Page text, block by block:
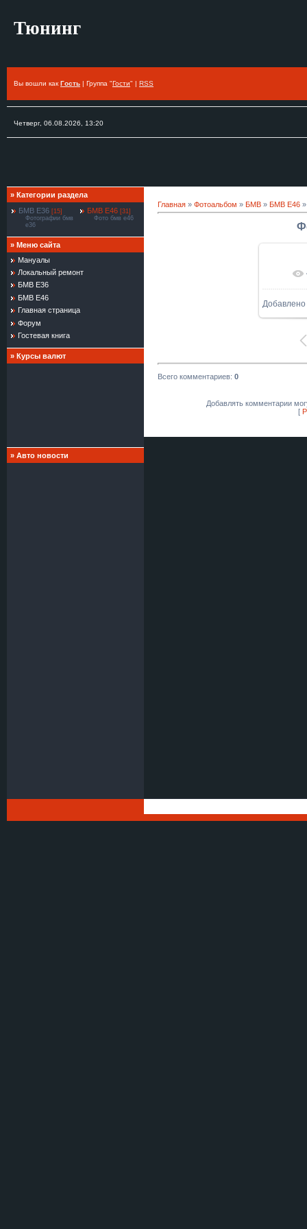
Тюнинг
Вы вошли как Гость | Группа "Гости" | RSS
Четверг, 06.08.2026, 13:20
» Категории раздела
БМВ Е36 [15]
Фотографии бмв
е36
БМВ Е46 [31]
Фото бмв е46
» Меню сайта
Мануалы
Локальный ремонт
БМВ Е36
БМВ Е46
Главная страница
Форум
Гостевая книга
» Курсы валют
» Авто новости
Главная » Фотоальбом » БМВ » БМВ Е46
Добавлено
Всего комментариев: 0
Добавлять комментарии
[